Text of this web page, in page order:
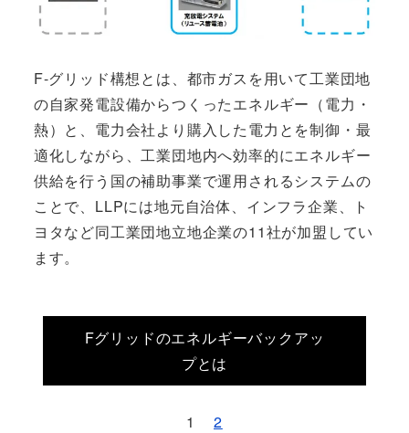
F-グリッド構想とは、都市ガスを用いて工業団地
の自家発電設備からつくったエネルギー（電力・
熱）と、電力会社より購入した電力とを制御・最
適化しながら、工業団地内へ効率的にエネルギー
供給を行う国の補助事業で運用されるシステムの
ことで、LLPには地元自治体、インフラ企業、ト
ヨタなど同工業団地立地企業の11社が加盟してい
ます。
Fグリッドのエネルギーバックアッ
プとは
1 2